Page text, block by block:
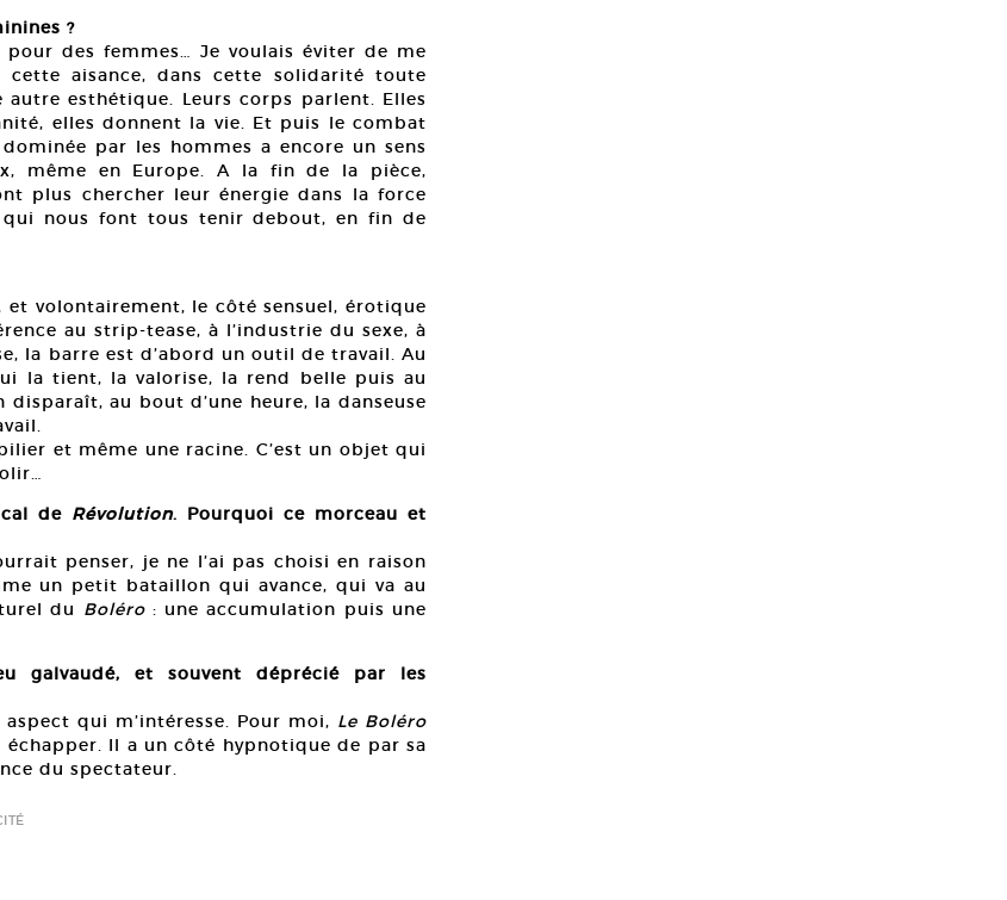
?
des femmes… Je voulais éviter de me
cette aisance, dans cette solidarité toute
esthétique. Leurs corps parlent. Elles
elles donnent la vie. Et puis le combat
par les hommes a encore un sens
même en Europe. A la fin de la pièce,
plus chercher leur énergie dans la force
qui nous font tous tenir debout, en fin de
et volontairement, le côté sensuel, érotique
au strip-tease, à l’industrie du sexe, à
la barre est d’abord un outil de travail. Au
la tient, la valorise, la rend belle puis au
au bout d’une heure, la danseuse
et même une racine. C’est un objet qui
de Révolution. Pourquoi ce morceau et
penser, je ne l’ai pas choisi en raison
un petit bataillon qui avance, qui va au
du Boléro: une accumulation puis une
galvaudé, et souvent déprécié par les
qui m’intéresse. Pour moi, Le Boléro
Il a un côté hypnotique de par sa
du spectateur.